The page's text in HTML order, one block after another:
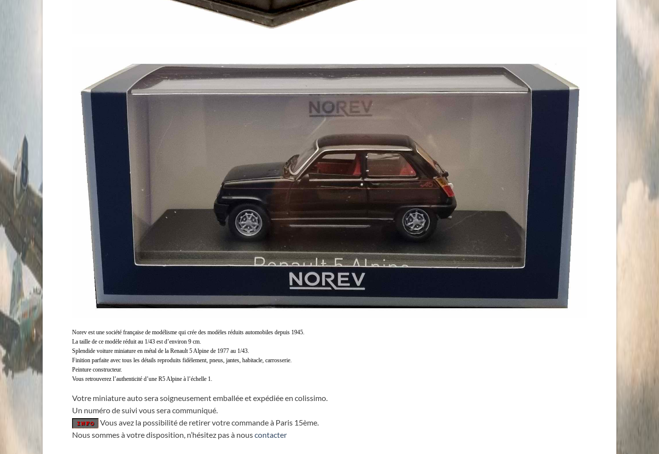
Norev est une société française de modélisme qui crée des modèles réduits automobiles depuis 1945.
La taille de ce modèle réduit au 1/43 est d’environ 9 cm.
Splendide voiture miniature en métal de la Renault 5 Alpine de 1977 au 1/43.
Finition parfaite avec tous les détails reproduits fidèlement, pneus, jantes, habitacle, carrosserie.
Peinture constructeur.
Vous retrouverez l’authenticité d’une R5 Alpine à l’échelle 1.
Votre miniature auto sera soigneusement emballée et expédiée en colissimo.
Un numéro de suivi vous sera communiqué.
Vous avez la possibilité de retirer votre commande à Paris 15ème.
Nous sommes à votre disposition, n’hésitez pas à nouscontacter